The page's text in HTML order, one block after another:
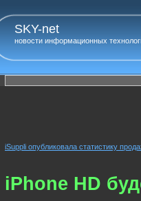
SKY-net
новости информационных
iSuppli опубликовала статистику
iPhone HD